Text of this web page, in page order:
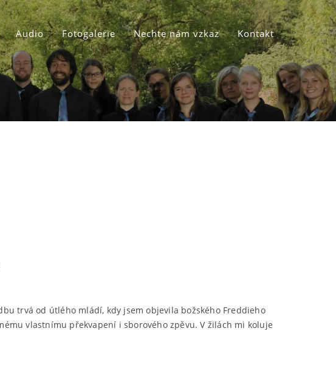
Audio Fotogalerie Nechte nám vzkaz Kontakt
trvá od útlého mládí, kdy jsem objevila božského Freddieho
vlastnímu překvapení i sborového zpěvu. V žilách mi koluje